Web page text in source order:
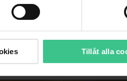
Tillåt alla